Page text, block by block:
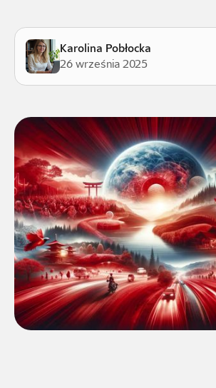
Karolina Pobłocka
26 września 2025